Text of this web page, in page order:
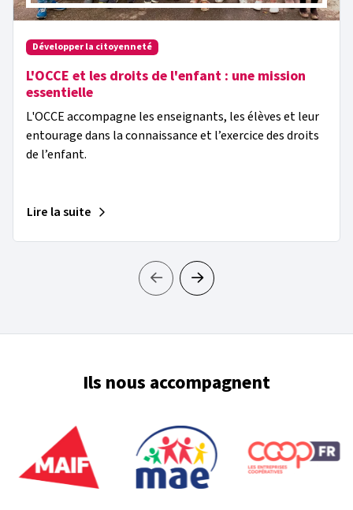
Développer la citoyenneté
L'OCCE et les droits de l'enfant : une mission
essentielle
L'OCCE accompagne les enseignants, les élèves et leur
entourage dans la connaissance et l’exercice des droits
de l’enfant.
Lire la suite
Ils nous accompagnent